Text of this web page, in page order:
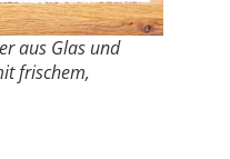
aus Glas und
frischem,